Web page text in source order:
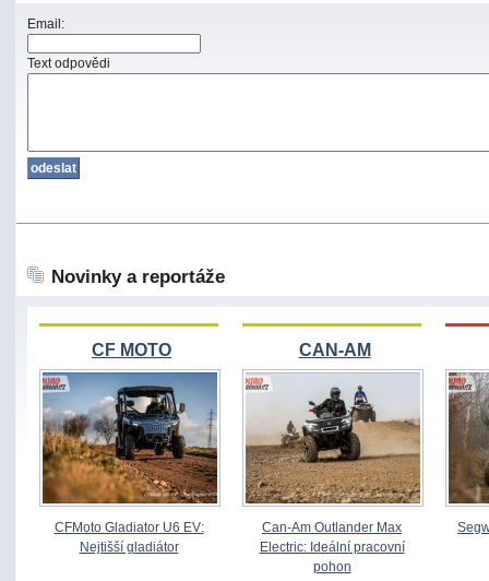
Email:
Text odpovědi
Novinky a reportáže
CF MOTO
CFMoto Gladiator U6 EV:
Nejtišší gladiátor
CAN-AM
Can-Am Outlander Max
Electric: Ideální pracovní
pohon